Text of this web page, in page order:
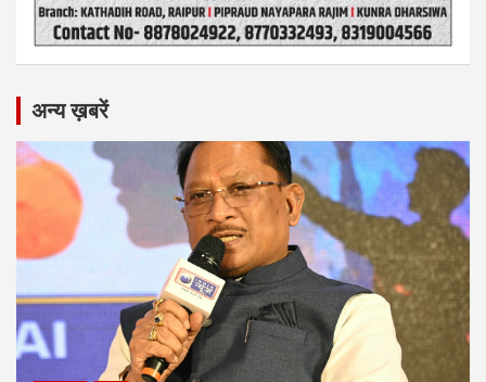
अन्य ख़बरें